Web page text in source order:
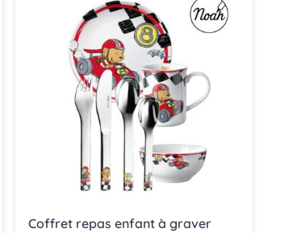
Coffret repas enfant à graver